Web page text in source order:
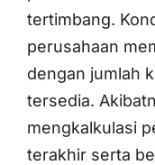
tertimbang.
perusahaan
dengan jumlah
tersedia.
mengkalkulasi
terakhir serta